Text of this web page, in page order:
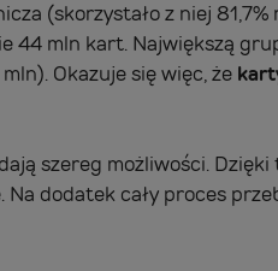
(skorzystało z niej
44 mln kart. Największą
Okazuje się więc, że
szereg możliwości.
dodatek cały proces